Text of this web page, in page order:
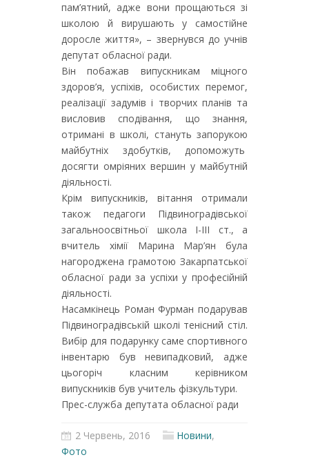
пам’ятний, адже вони прощаються зі
школою й вирушають у самостійне
доросле життя», – звернувся до учнів
депутат обласної ради.
Він побажав випускникам міцного
здоров’я, успіхів, особистих перемог,
реалізації задумів і творчих планів та
висловив сподівання, що знання,
отримані в школі, стануть запорукою
майбутніх здобутків, допоможуть
досягти омріяних вершин у майбутній
діяльності.
Крім випускників, вітання отримали
також педагоги Підвиноградівської
загальноосвітньої школа І-ІІІ ст., а
вчитель хімії Марина Мар’ян була
нагороджена грамотою Закарпатської
обласної ради за успіхи у професійній
діяльності.
Насамкінець Роман Фурман подарував
Підвиноградівській школі тенісний стіл.
Вибір для подарунку саме спортивного
інвентарю був невипадковий, адже
цьогоріч класним керівником
випускників був учитель фізкультури.
Прес-служба депутата обласної ради
2 Червень, 2016 Новини,
Фото